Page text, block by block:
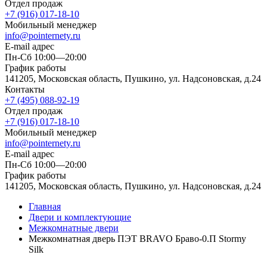
Отдел продаж
+7 (916) 017-18-10
Мобильный менеджер
info@pointernety.ru
E-mail адрес
Пн-Сб 10:00—20:00
График работы
141205, Московская область, Пушкино, ул. Надсоновская, д.24
Контакты
+7 (495) 088-92-19
Отдел продаж
+7 (916) 017-18-10
Мобильный менеджер
info@pointernety.ru
E-mail адрес
Пн-Сб 10:00—20:00
График работы
141205, Московская область, Пушкино, ул. Надсоновская, д.24
Главная
Двери и комплектующие
Межкомнатные двери
Межкомнатная дверь ПЭТ BRAVO Браво-0.П Stormy
Silk